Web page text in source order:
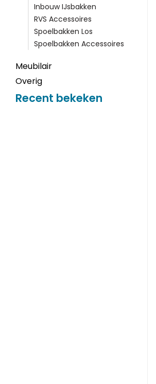
Inbouw IJsbakken
RVS Accessoires
Spoelbakken Los
Spoelbakken Accessoires
Meubilair
Overig
Recent bekeken